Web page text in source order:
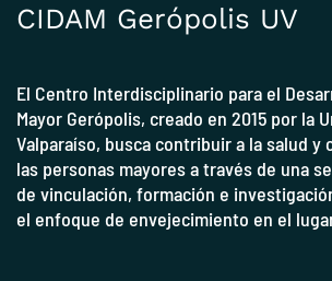
CIDAM Gerópolis UV
El Centro Interdisciplinario para el
Mayor Gerópolis, creado en 2015 por la
Valparaíso, busca contribuir a la salud y
las personas mayores a través de una
de vinculación, formación e
el enfoque de envejecimiento en el